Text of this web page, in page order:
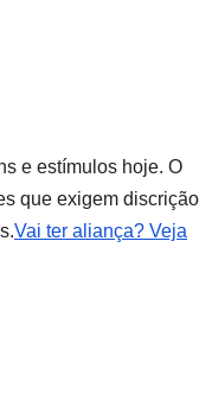
e estímulos hoje. O
que exigem discrição
Vai ter aliança? Veja